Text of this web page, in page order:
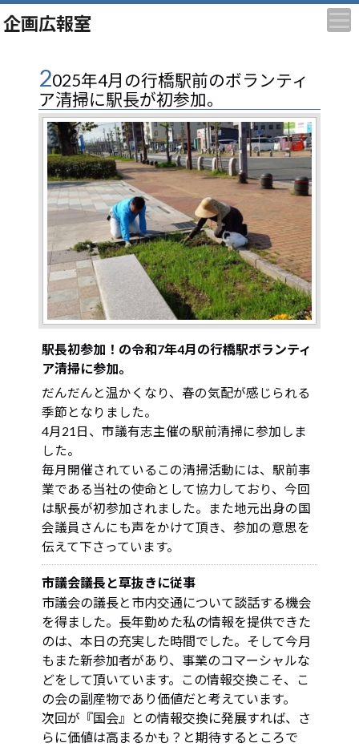
企画広報室
2025年4月の行橋駅前のボランティ
ア清掃に駅長が初参加。
駅長初参加！の令和7年4月の行橋駅ボランティ
ア清掃に参加。
だんだんと温かくなり、春の気配が感じられる
季節となりました。
4月21日、市議有志主催の駅前清掃に参加しま
した。
毎月開催されているこの清掃活動には、駅前事
業である当社の使命として協力しており、今回
は駅長が初参加されました。また地元出身の国
会議員さんにも声をかけて頂き、参加の意思を
伝えて下さっています。
市議会議長と草抜きに従事
市議会の議長と市内交通について談話する機会
を得ました。長年勤めた私の情報を提供できた
のは、本日の充実した時間でした。そして今月
もまた新参加者があり、事業のコマーシャルな
どをして頂いています。この情報交換こそ、こ
の会の副産物であり価値だと考えています。
次回が『国会』との情報交換に発展すれば、さ
らに価値は高まるかも？と期待するところで